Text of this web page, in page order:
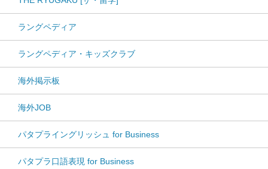
ラングペディア
ラングペディア・キッズクラブ
海外掲示板
海外JOB
パタプライングリッシュ for Business
パタプラ口語表現 for Business